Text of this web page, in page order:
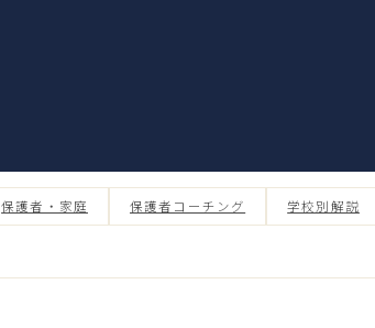
保護者・家庭 保護者コーチング 学校別解説